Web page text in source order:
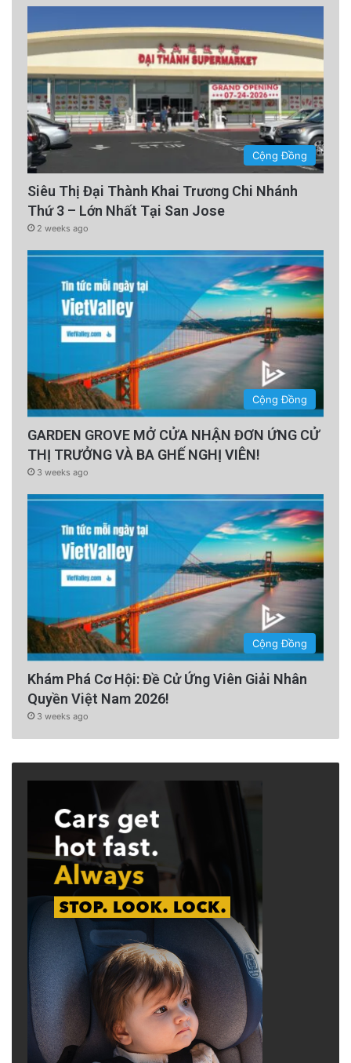
Cộng Đồng
Siêu Thị Đại Thành Khai Trương Chi Nhánh
Thứ 3 – Lớn Nhất Tại San Jose
2 weeks ago
Cộng Đồng
GARDEN GROVE MỞ CỬA NHẬN ĐƠN ỨNG CỬ
THỊ TRƯỞNG VÀ BA GHẾ NGHỊ VIÊN!
3 weeks ago
Cộng Đồng
Khám Phá Cơ Hội: Đề Cử Ứng Viên Giải Nhân
Quyền Việt Nam 2026!
3 weeks ago